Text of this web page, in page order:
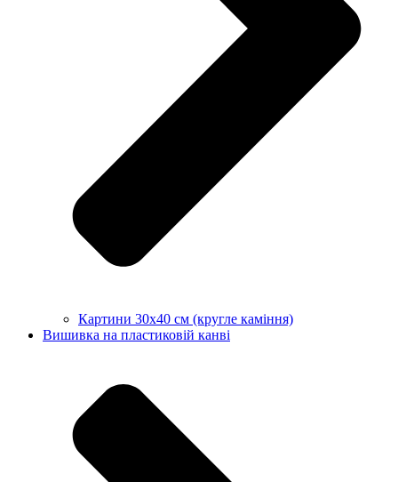
Картини 30х40 см (кругле каміння)
Вишивка на пластиковій канві